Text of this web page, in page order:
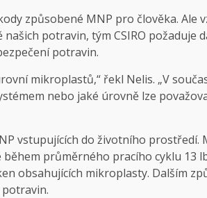
způsobené MNP pro člověka. Ale
potravin, tým CSIRO požaduje
potravin.
mikroplastů,“ řekl Nelis. „V
nebo jaké úrovně lze
vstupujících do životního prostředí.
průměrného pracího cyklu 13
obsahujících mikroplasty. Dalším